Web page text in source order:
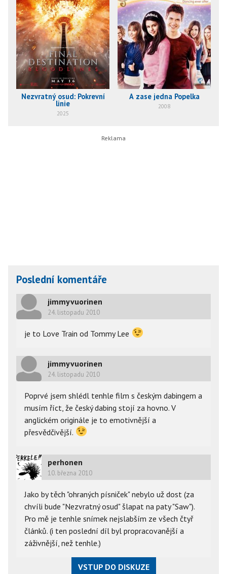
Nezvratný osud: Pokrevní
linie
2025
A zase jedna Popelka
2008
Poslední komentáře
jimmyvuorinen
24. listopadu 2010
je to Love Train od Tommy Lee
jimmyvuorinen
24. listopadu 2010
Poprvé jsem shlédl tenhle film s českým dabingem a
musím říct, že český dabing stojí za hovno. V
anglickém originále je to emotivnější a
přesvědčivější.
perhonen
10. března 2010
Jako by těch "ohraných písniček" nebylo už dost (za
chvíli bude "Nezvratný osud" šlapat na paty "Saw").
Pro mě je tenhle snímek nejslabším ze všech čtyř
článků. (i ten poslední díl byl propracovanější a
záživnější, než tenhle.)
VSTUP DO DISKUZE